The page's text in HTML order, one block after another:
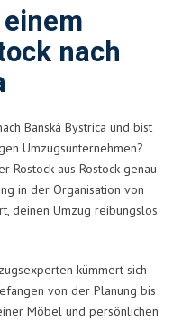
nach
Banská Bystrica und bist
Umzugsunternehmen?
Rostock aus Rostock genau
in der Organisation von
deinen Umzug reibungslos
kümmert sich
von der Planung bis
Möbel und persönlichen